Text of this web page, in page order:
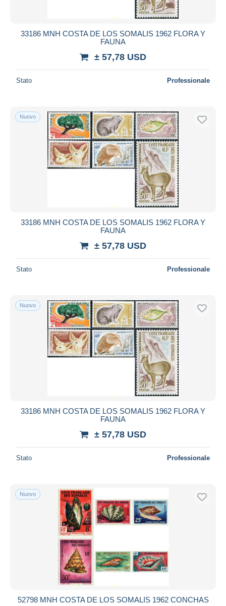
33186 MNH COSTA DE LOS SOMALIS 1962 FLORA Y
FAUNA
± 57,78 USD
Stato Professionale
Nuovo
33186 MNH COSTA DE LOS SOMALIS 1962 FLORA Y
FAUNA
± 57,78 USD
Stato Professionale
Nuovo
33186 MNH COSTA DE LOS SOMALIS 1962 FLORA Y
FAUNA
± 57,78 USD
Stato Professionale
Nuovo
52798 MNH COSTA DE LOS SOMALIS 1962 CONCHAS